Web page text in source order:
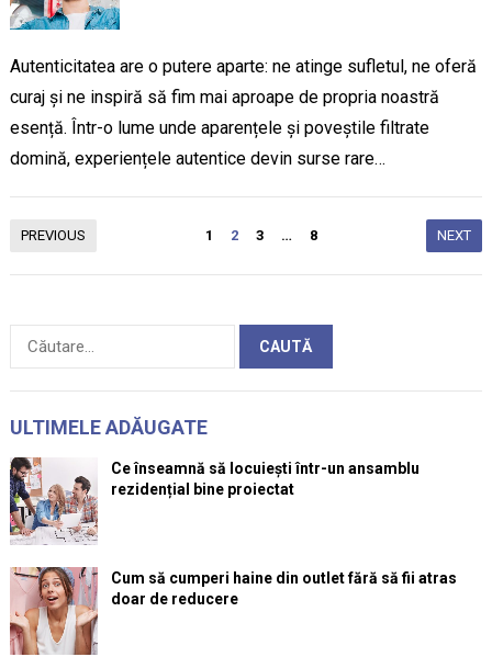
Autenticitatea are o putere aparte: ne atinge sufletul, ne oferă
curaj și ne inspiră să fim mai aproape de propria noastră
esență. Într-o lume unde aparențele și poveștile filtrate
domină, experiențele autentice devin surse rare…
Paginație
PREVIOUS 1 2 3 … 8 NEXT
Caută
după:
ULTIMELE ADĂUGATE
Ce înseamnă să locuiești într-un ansamblu
rezidențial bine proiectat
Cum să cumperi haine din outlet fără să fii atras
doar de reducere